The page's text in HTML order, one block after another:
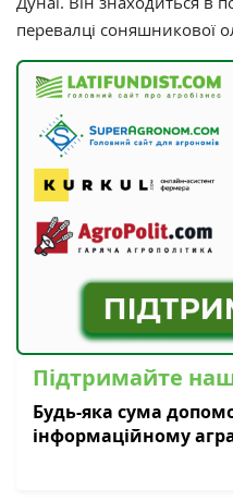
перевалці соняшникової
Підтримайте
Будь-яка сума
інформаційному